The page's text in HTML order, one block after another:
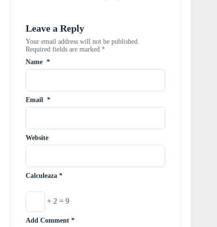
Leave a Reply
Your email address will not be published.
Required fields are marked *
Name *
Email *
Website
Calculeaza *
+ 2 = 9
Add Comment *